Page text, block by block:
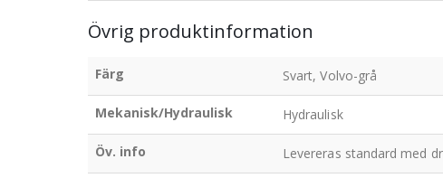
Övrig produktinformation
Färg Svart, Volvo-grå
Mekanisk/Hydraulisk Hydraulisk
Öv. info Levereras standard med